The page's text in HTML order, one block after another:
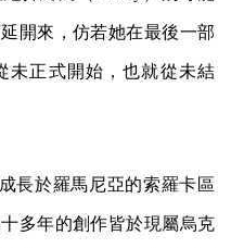
開來，仿若她在最後一部
未正式開始，也就從未結
長於羅馬尼亞的索羅卡區
多年的創作皆於現屬烏克